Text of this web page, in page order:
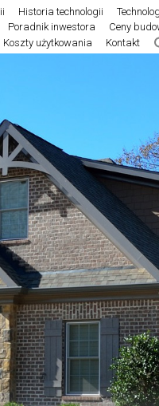
Historia technologii
Poradnik inwestora
Ceny
Koszty użytkowania
Kontakt